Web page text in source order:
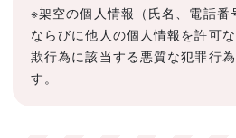
※架空の個人情報（氏名、電話番
ならびに他人の個人情報を許可
欺行為に該当する悪質な犯罪行
す。